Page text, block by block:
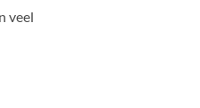
veel